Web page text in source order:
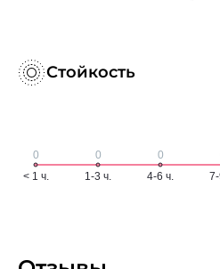
Стойкость